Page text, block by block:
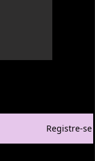
Registre-se